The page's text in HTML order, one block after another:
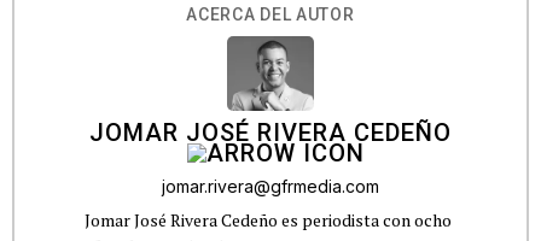
ACERCA DEL AUTOR
JOMAR JOSÉ RIVERA CEDEÑO
jomar.rivera@gfrmedia.com
Jomar José Rivera Cedeño es periodista con ocho